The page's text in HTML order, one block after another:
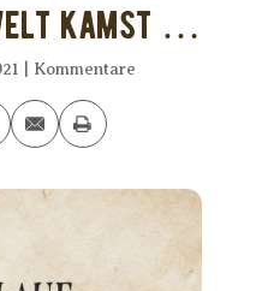
kamst …
Kommentare